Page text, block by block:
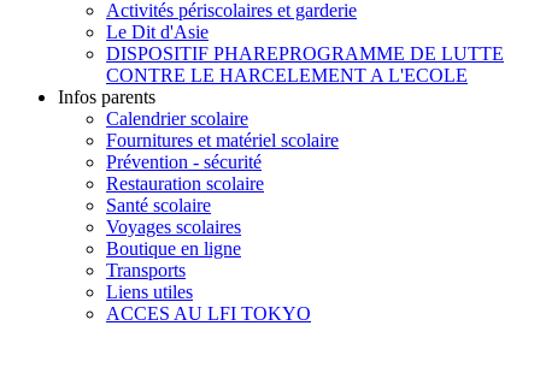
Activités périscolaires et garderie
Le Dit d'Asie
DISPOSITIF PHAREPROGRAMME DE LUTTE
CONTRE LE HARCELEMENT A L'ECOLE
Infos parents
Calendrier scolaire
Fournitures et matériel scolaire
Prévention - sécurité
Restauration scolaire
Santé scolaire
Voyages scolaires
Boutique en ligne
Transports
Liens utiles
ACCES AU LFI TOKYO